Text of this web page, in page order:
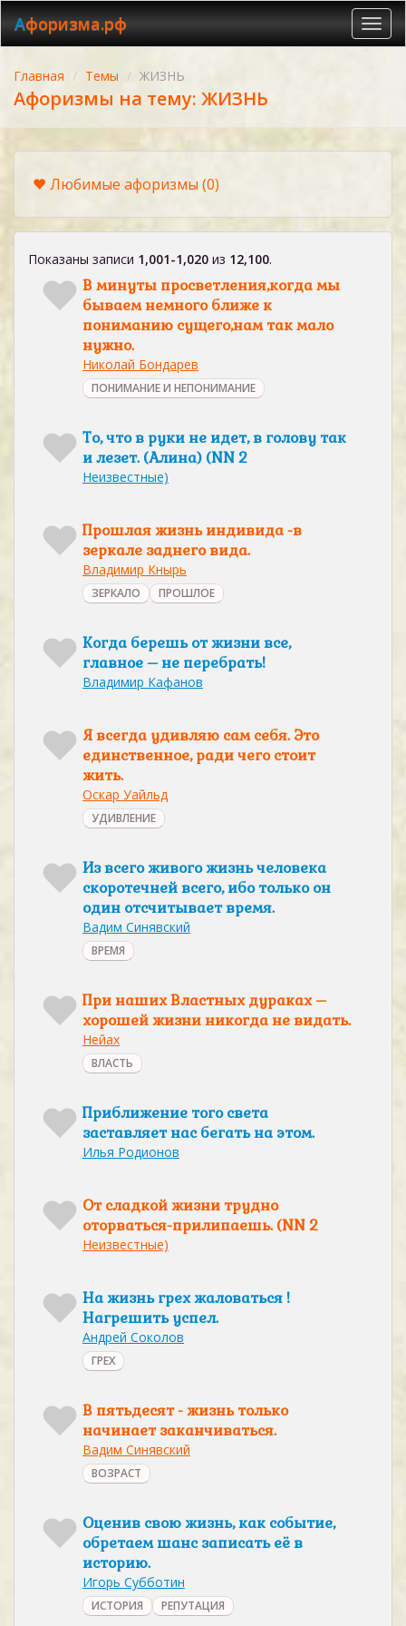
Афоризма.рф
Главная Темы ЖИЗНЬ
Афоризмы на тему: ЖИЗНЬ
Любимые афоризмы (0)
Показаны записи 1,001-1,020 из 12,100.
В минуты просветления,когда мы
бываем немного ближе к
пониманию сущего,нам так мало
нужно.
Николай Бондарев
ПОНИМАНИЕ И НЕПОНИМАНИЕ
То, что в руки не идет, в голову так
и лезет. (Алина) (NN 2
Неизвестные)
Прошлая жизнь индивида -в
зеркале заднего вида.
Владимир Кнырь
ЗЕРКАЛО ПРОШЛОЕ
Когда берешь от жизни все,
главное – не перебрать!
Владимир Кафанов
Я всегда удивляю сам себя. Это
единственное, ради чего стоит
жить.
Оскар Уайльд
УДИВЛЕНИЕ
Из всего живого жизнь человека
скоротечней всего, ибо только он
один отсчитывает время.
Вадим Синявский
ВРЕМЯ
При наших Властных дураках –
хорошей жизни никогда не видать.
Нейах
ВЛАСТЬ
Приближение того света
заставляет нас бегать на этом.
Илья Родионов
От сладкой жизни трудно
оторваться-прилипаешь. (NN 2
Неизвестные)
На жизнь грех жаловаться !
Нагрешить успел.
Андрей Соколов
ГРЕХ
В пятьдесят - жизнь только
начинает заканчиваться.
Вадим Синявский
ВОЗРАСТ
Оценив свою жизнь, как событие,
обретаем шанс записать её в
историю.
Игорь Субботин
ИСТОРИЯ РЕПУТАЦИЯ